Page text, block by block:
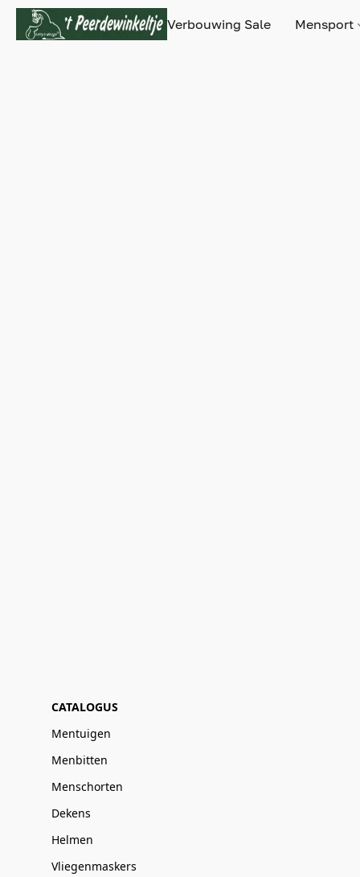
Verbouwing Sale Mensport
CATALOGUS
Mentuigen
Menbitten
Menschorten
Dekens
Helmen
Vliegenmaskers